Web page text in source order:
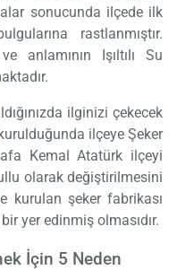
sonucunda ilçede ilk
rastlanmıştır.
anlamının Işıltılı Su
ilginizi çekecek
ilçeye Şeker
Kemal Atatürk ilçeyi
olarak değiştirilmesini
kurulan şeker fabrikası
yer edinmiş olmasıdır.
İçin 5 Neden